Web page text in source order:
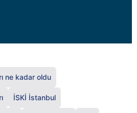
ne kadar oldu
İSKİ İstanbul